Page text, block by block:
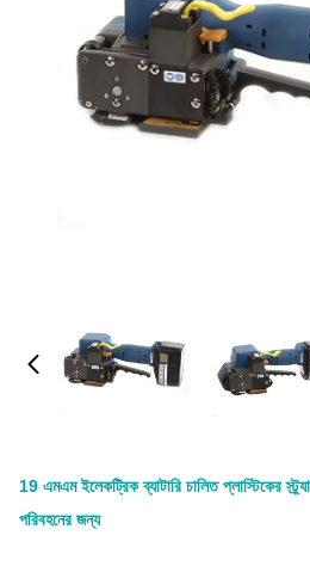
19 এমএম ইলেকট্রিক ব্যাটারি চালিত প্লাস্টিকের
পরিবহনের জন্য